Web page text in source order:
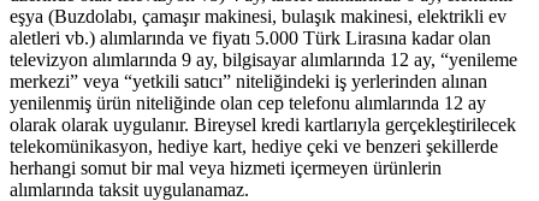
eşya (Buzdolabı, çamaşır makinesi, bulaşık makinesi, elektrikli ev
aletleri vb.) alımlarında ve fiyatı 5.000 Türk Lirasına kadar olan
televizyon alımlarında 9 ay, bilgisayar alımlarında 12 ay, “yenileme
merkezi” veya “yetkili satıcı” niteliğindeki iş yerlerinden alınan
yenilenmiş ürün niteliğinde olan cep telefonu alımlarında 12 ay
olarak olarak uygulanır. Bireysel kredi kartlarıyla gerçekleştirilecek
telekomünikasyon, hediye kart, hediye çeki ve benzeri şekillerde
herhangi somut bir mal veya hizmeti içermeyen ürünlerin
alımlarında taksit uygulanamaz.